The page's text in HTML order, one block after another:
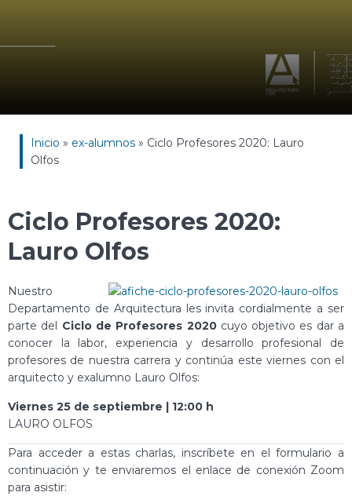
Inicio » ex-alumnos » Ciclo Profesores 2020: Lauro
Olfos
Ciclo Profesores 2020:
Lauro Olfos
Nuestro
Departamento de Arquitectura les invita cordialmente a ser
parte del Ciclo de Profesores 2020cuyo objetivo es dar a
conocer la labor, experiencia y desarrollo profesional de
profesores de nuestra carrera y continúa este viernes con el
arquitecto y exalumno Lauro Olfos:
Viernes 25 de septiembre | 12:00 h
LAURO OLFOS
Para acceder a estas charlas, inscríbete en el formulario a
continuación y te enviaremos el enlace de conexión Zoom
para asistir: